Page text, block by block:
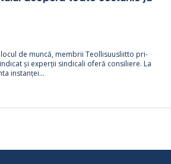
de muncă, mem­brii Teol­li­suus­liitto pri­
și ex­perții sin­dicali oferă con­si­liere. La
ins­tanței...